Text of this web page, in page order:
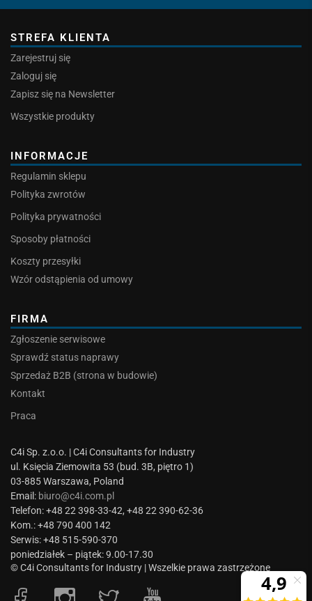
STREFA KLIENTA
Zarejestruj się
Zaloguj się
Zapisz się na Newsletter
Wszystkie produkty
INFORMACJE
Regulamin sklepu
Polityka zwrotów
Polityka prywatności
Sposoby płatności
Koszty przesyłki
Wzór odstąpienia od umowy
FIRMA
Zgłoszenie serwisowe
Sprawdź status naprawy
Sprzedaż B2B (strona w budowie)
Kontakt
Praca
C4i Sp. z.o.o. | C4i Consultants for Industry
ul. Księcia Ziemowita 53 (bud. 3B, piętro 1)
03-885 Warszawa, Poland
Email: biuro@c4i.com.pl
Telefon: +48 22 398-33-42, +48 22 390-62-36
Kom.: +48 790 400 142
Serwis: +48 515-590-370
poniedziałek – piątek: 9.00-17.30
© C4i Consultants for Industry | Wszelkie prawa zastrzeżone